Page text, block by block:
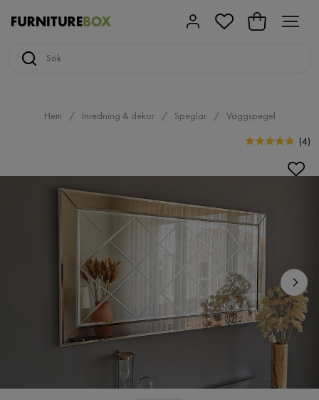
Hem Inredning & dekor Speglar
Väggspegel
(4)